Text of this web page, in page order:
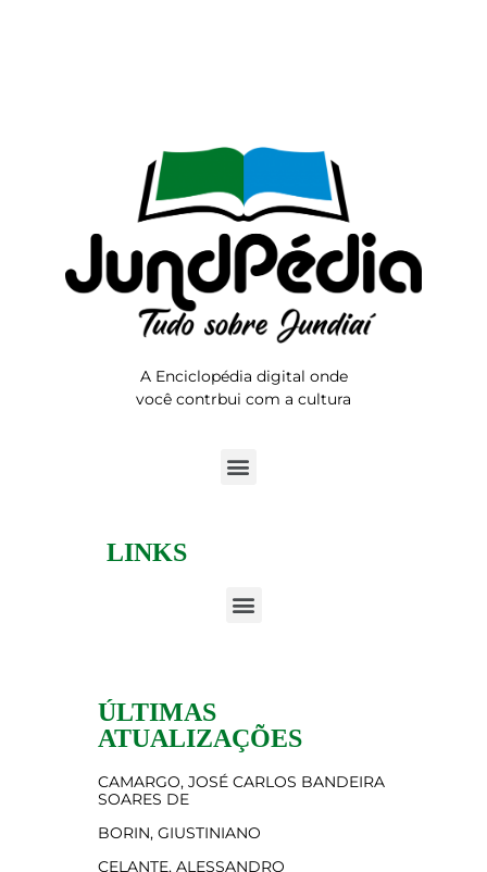
A Enciclopédia digital onde
você contrbui com a cultura
LINKS
ÚLTIMAS
ATUALIZAÇÕES
CAMARGO, JOSÉ CARLOS BANDEIRA
SOARES DE
BORIN, GIUSTINIANO
CELANTE, ALESSANDRO